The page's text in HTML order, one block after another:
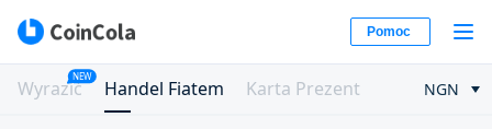
Pomoc
Wyrazić
NEW
Handel Fiatem Karta Prezent NGN